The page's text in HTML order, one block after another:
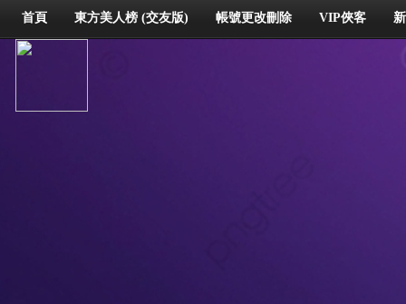
首頁 東方美人榜 (交友版) 帳號更改刪除 VIP俠客